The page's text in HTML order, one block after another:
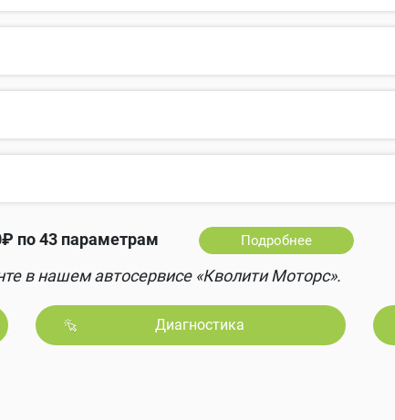
по 43 параметрам Подробнее
в нашем автосервисе «Кволити Моторс».
Диагностика